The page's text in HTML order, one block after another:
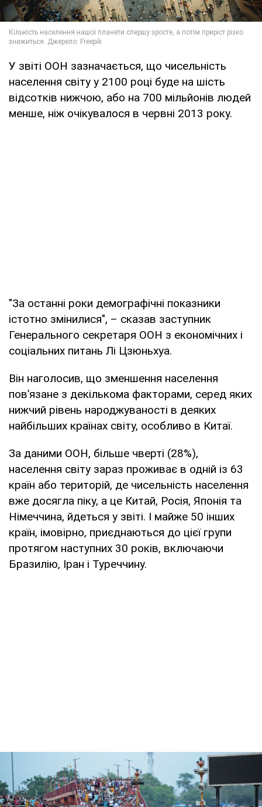
У звіті ООН зазначається, що чисельність
населення світу у 2100 році буде на шість
відсотків нижчою, або на 700 мільйонів людей
менше, ніж очікувалося в червні 2013 року.
"За останні роки демографічні показники
істотно змінилися", – сказав заступник
Генерального секретаря ООН з економічних і
соціальних питань Лі Цзюньхуа.
Він наголосив, що зменшення населення
пов’язане з декількома факторами, серед яких
нижчий рівень народжуваності в деяких
найбільших країнах світу, особливо в Китаї.
За даними ООН, більше чверті (28%),
населення світу зараз проживає в одній із 63
країн або територій, де чисельність населення
вже досягла піку, а це Китай, Росія, Японія та
Німеччина, йдеться у звіті. І майже 50 інших
країн, імовірно, приєднаються до цієї групи
протягом наступних 30 років, включаючи
Бразилію, Іран і Туреччину.